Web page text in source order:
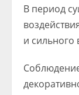
В период
и сильного